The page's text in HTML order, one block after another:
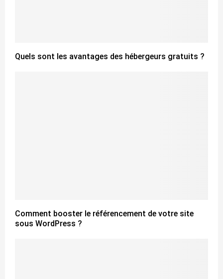
Quels sont les avantages des hébergeurs gratuits ?
Comment booster le référencement de votre site
sous WordPress ?